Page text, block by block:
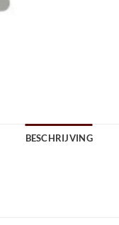
BESCHRIJVING